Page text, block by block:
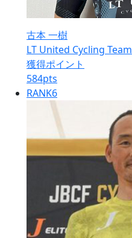
古本 一樹
LT United Cycling Team
獲得ポイント
584pts
RANK6